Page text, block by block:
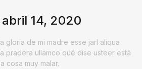
abril 14, 2020
gloria de mi madre esse jarl aliqua
pradera ullamco qué dise usteer está
la cosa muy malar.